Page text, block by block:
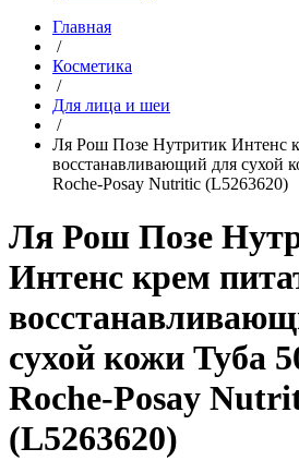
Главная
/
Косметика
/
Для лица и шеи
/
Ля Рош Позе Нутритик Интенс
восстанавливающий для сухой
Roche-Posay Nutritic (L5263620)
Ля Рош Позе
Интенс крем
сухой кожи Туба
Roche-Posay
(L5263620)